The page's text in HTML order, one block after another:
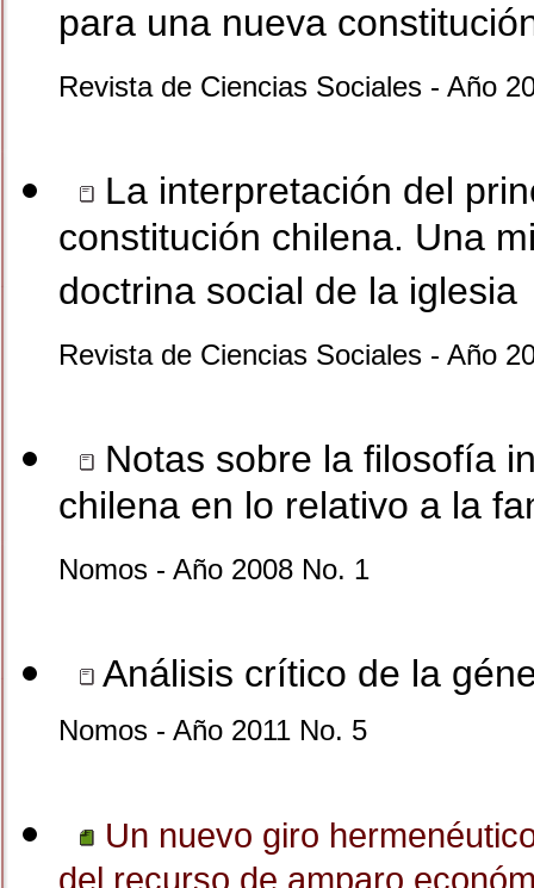
para una nueva
Revista de Ciencias Sociales - Año
La interpretación del
constitución chilena. Una
doctrina social de la iglesia
Revista de Ciencias Sociales - Año
Notas sobre la filosofía
chilena en lo relativo a la
Nomos - Año 2008 No. 1
Análisis crítico de la
Nomos - Año 2011 No. 5
Un nuevo giro